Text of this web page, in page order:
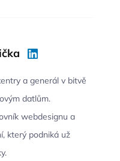
a generál v bitvě
datlům.
webdesignu a
který podniká už